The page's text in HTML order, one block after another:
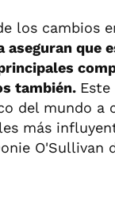
los cambios
aseguran que
también.
del mundo a
más
O'Sullivan